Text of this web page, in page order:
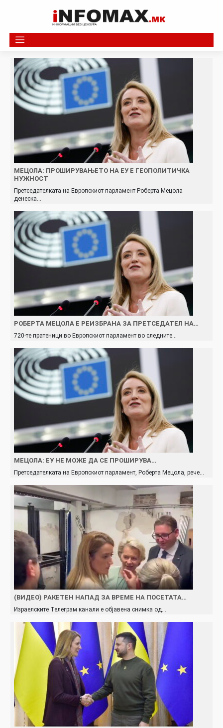
МЕЦОЛА: ПРОШИРУВАЊЕТО НА ЕУ Е ГЕОПОЛИТИЧКА
НУЖНОСТ
Претседателката на Европскиот парламент Роберта Мецола
денеска…
РОБЕРТА МЕЦОЛА Е РЕИЗБРАНА ЗА ПРЕТСЕДАТЕЛ НА…
720-те пратеници во Европскиот парламент во следните…
МЕЦОЛА: ЕУ НЕ МОЖЕ ДА СЕ ПРОШИРУВА…
Претседателката на Европскиот парламент, Роберта Мецола, рече…
(ВИДЕО) РАКЕТЕН НАПАД ЗА ВРЕМЕ НА ПОСЕТАТА…
Израелските Телеграм канали е објавена снимка од…